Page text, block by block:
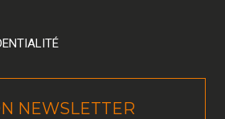
NEWSLETTER